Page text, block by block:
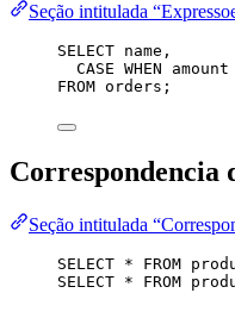
Seção intitulada
SELECT name ,
CASE WHEN amount
FROM orders;
Correspondencia
Seção intitulada
SELECT * FROM
SELECT * FROM